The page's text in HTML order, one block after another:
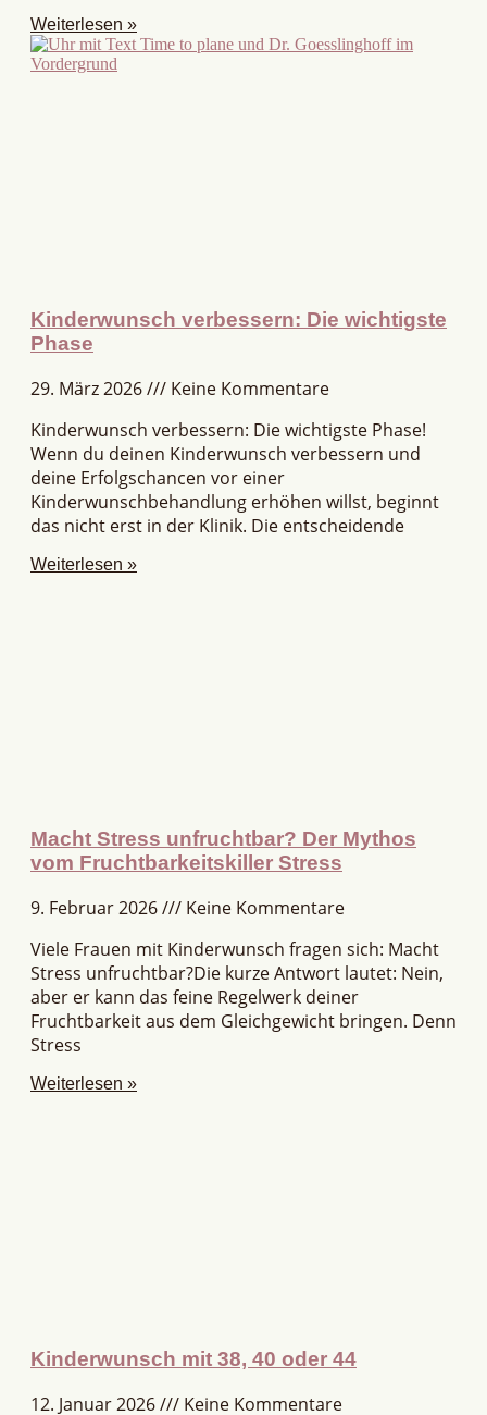
Weiterlesen »
Kinderwunsch verbessern: Die wichtigste
Phase
29. März 2026
Keine Kommentare
Kinderwunsch verbessern: Die wichtigste Phase!
Wenn du deinen Kinderwunsch verbessern und
deine Erfolgschancen vor einer
Kinderwunschbehandlung erhöhen willst, beginnt
das nicht erst in der Klinik. Die entscheidende
Weiterlesen »
Macht Stress unfruchtbar? Der Mythos
vom Fruchtbarkeitskiller Stress
9. Februar 2026
Keine Kommentare
Viele Frauen mit Kinderwunsch fragen sich: Macht
Stress unfruchtbar?Die kurze Antwort lautet: Nein,
aber er kann das feine Regelwerk deiner
Fruchtbarkeit aus dem Gleichgewicht bringen. Denn
Stress
Weiterlesen »
Kinderwunsch mit 38, 40 oder 44
12. Januar 2026 Keine Kommentare